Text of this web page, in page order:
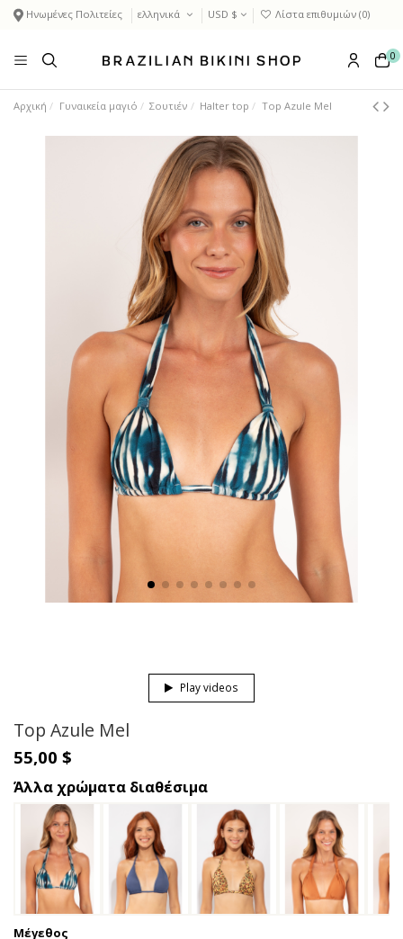
Ηνωμένες Πολιτείες ελληνικά USD $ Λίστα επιθυμιών (0)
0
Αρχική Γυναικεία μαγιό Σουτιέν Halter top Top Azule Mel
Play videos
Top Azule Mel
55,00 $
Άλλα χρώματα διαθέσιμα
Μέγεθος